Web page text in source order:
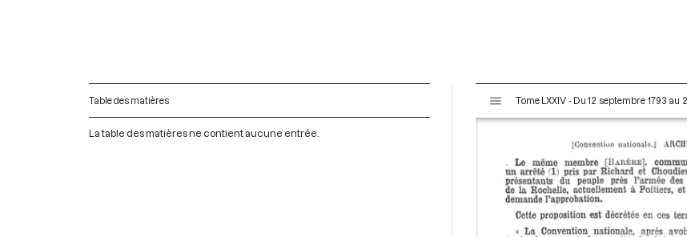
Table des matières
La table des matières ne contient aucune entrée.
s
Tome LXXIV - Du 12 septembre 1793 au